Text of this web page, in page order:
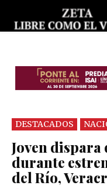
DESTACADOS
Joven dispara
durante
del Río,